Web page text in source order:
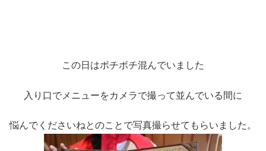
この日はボチボチ混んでいました
入り口でメニューをカメラで撮って並んでいる間に
悩んでくださいねとのことで写真撮らせてもらいました。